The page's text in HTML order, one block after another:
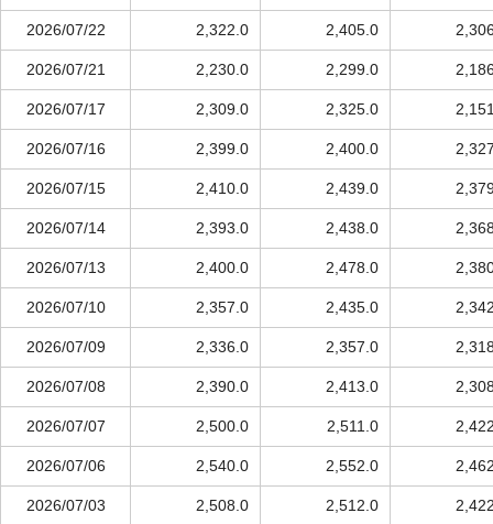
2026/07/22 2,322.0 2,405.0
2026/07/21 2,230.0 2,299.0
2026/07/17 2,309.0 2,325.0
2026/07/16 2,399.0 2,400.0
2026/07/15 2,410.0 2,439.0
2026/07/14 2,393.0 2,438.0
2026/07/13 2,400.0 2,478.0
2026/07/10 2,357.0 2,435.0
2026/07/09 2,336.0 2,357.0
2026/07/08 2,390.0 2,413.0
2026/07/07 2,500.0 2,511.0
2026/07/06 2,540.0 2,552.0
2026/07/03 2,508.0 2,512.0